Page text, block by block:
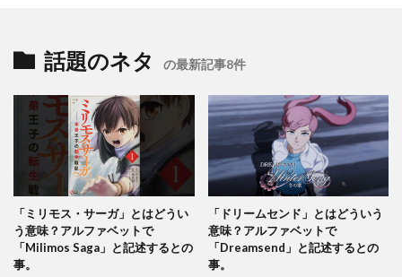
話題のネタ の最新記事8件
「ミリモス・サーガ」とはどうい
う意味？アルファベットで
「Milimos Saga」と記述するとの
事。
「ドリームセンド」とはどういう
意味？アルファベットで
「Dreamsend」と記述するとの
事。